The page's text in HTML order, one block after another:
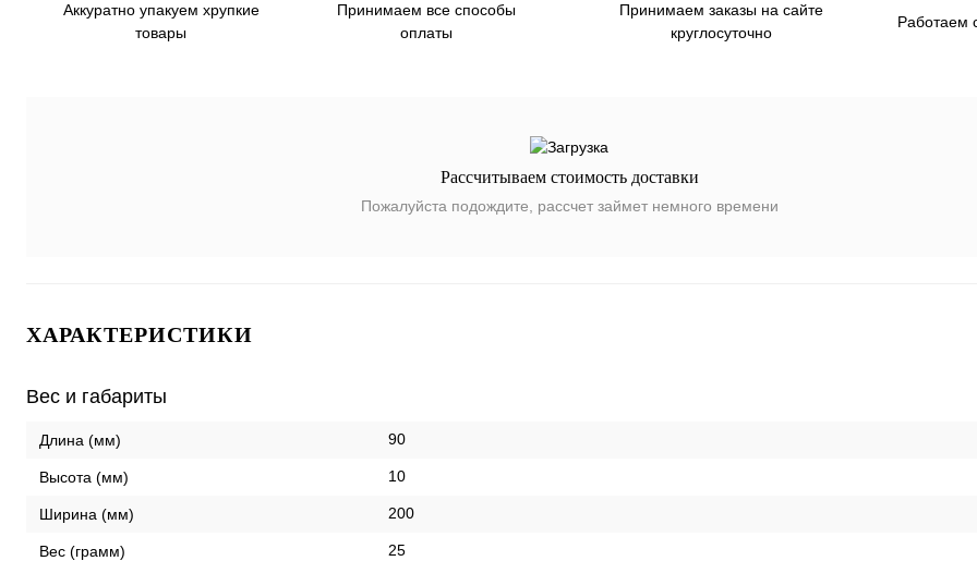
Аккуратно упакуем хрупкие
товары
Принимаем все способы
оплаты
Принимаем заказы на сайте
круглосуточно
Работаем
Рассчитываем стоимость доставки
Пожалуйста подождите, рассчет займет немного времени
ХАРАКТЕРИСТИКИ
Вес и габариты
Длина (мм) 90
Высота (мм) 10
Ширина (мм) 200
Вес (грамм) 25